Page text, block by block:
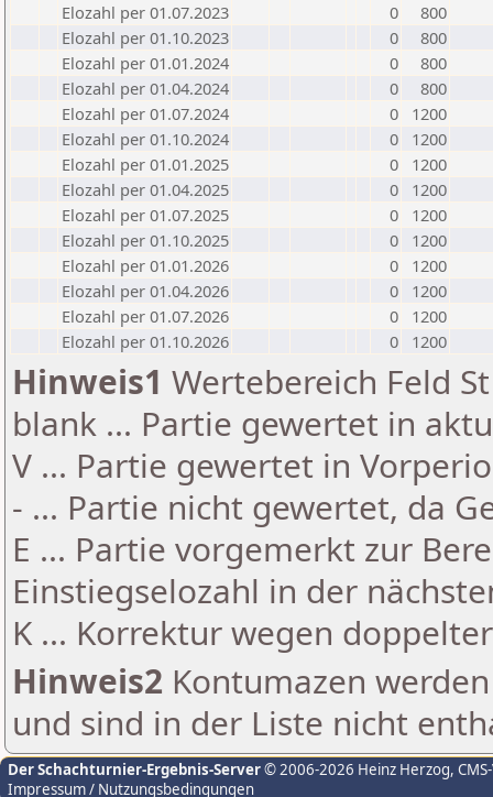
Elozahl per 01.07.2023
0
800
Elozahl per 01.10.2023
0
800
Elozahl per 01.01.2024
0
800
Elozahl per 01.04.2024
0
800
Elozahl per 01.07.2024
0
1200
Elozahl per 01.10.2024
0
1200
Elozahl per 01.01.2025
0
1200
Elozahl per 01.04.2025
0
1200
Elozahl per 01.07.2025
0
1200
Elozahl per 01.10.2025
0
1200
Elozahl per 01.01.2026
0
1200
Elozahl per 01.04.2026
0
1200
Elozahl per 01.07.2026
0
1200
Elozahl per 01.10.2026
0 1200
Hinweis1 Wertebereich Feld
blank ... Partie gewertet in
V ... Partie gewertet in
- ... Partie nicht gewertet, da
E ... Partie vorgemerkt zur
Einstiegselozahl in der
K ... Korrektur wegen
Hinweis2 Kontumazen
und sind in der Liste nicht
Der Schachturnier-Ergebnis-Server© 2006-2026 Heinz Herzog,
Impressum / Nutzungsbedingungen